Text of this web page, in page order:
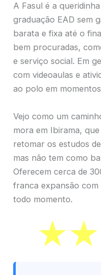
A Fasul é a
graduação EAD sem
barata e fixa até o
bem procuradas,
e serviço social. Em
com videoaulas e
ao polo em
Vejo como um
mora em Ibirama,
retomar os estudos
mas não tem como
Oferecem cerca de
franca expansão com
todo momento.